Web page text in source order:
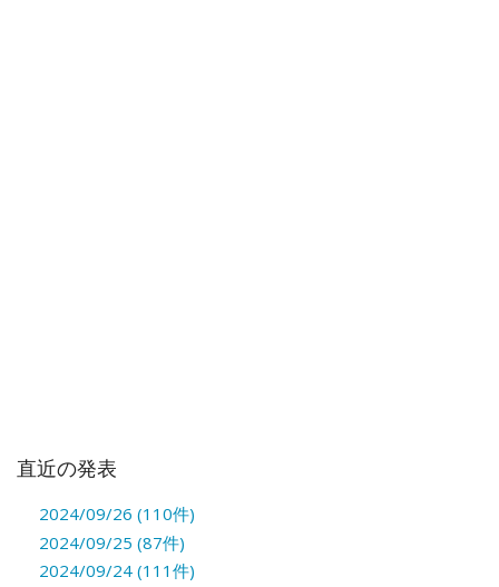
直近の発表
2024/09/26 (110件)
2024/09/25 (87件)
2024/09/24 (111件)